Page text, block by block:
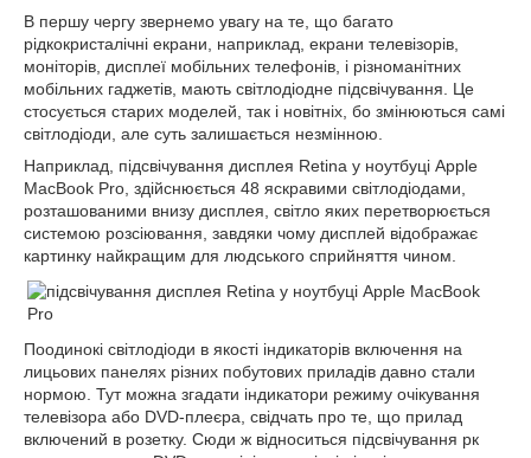
В першу чергу звернемо увагу на те, що багато
рідкокристалічні екрани, наприклад, екрани телевізорів,
моніторів, дисплеї мобільних телефонів, і різноманітних
мобільних гаджетів, мають світлодіодне підсвічування. Це
стосується старих моделей, так і новітніх, бо змінюються самі
світлодіоди, але суть залишається незмінною.
Наприклад, підсвічування дисплея Retina у ноутбуці Apple
MacBook Pro, здійснюється 48 яскравими світлодіодами,
розташованими внизу дисплея, світло яких перетворюється
системою розсіювання, завдяки чому дисплей відображає
картинку найкращим для людського сприйняття чином.
Поодинокі світлодіоди в якості індикаторів включення на
лицьових панелях різних побутових приладів давно стали
нормою. Тут можна згадати індикатори режиму очікування
телевізора або DVD-плеєра, свідчать про те, що прилад
включений в розетку. Сюди ж відноситься підсвічування рк